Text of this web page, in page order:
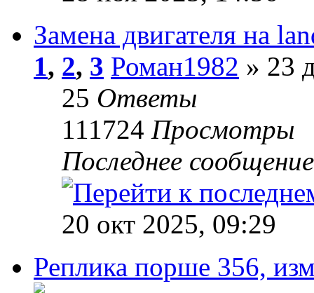
Замена двигателя на
1, 2, 3 Роман1982 » 23
25 Ответы
111724 Просмотры
Последнее
20 окт 2025, 09:29
Реплика порше 356,